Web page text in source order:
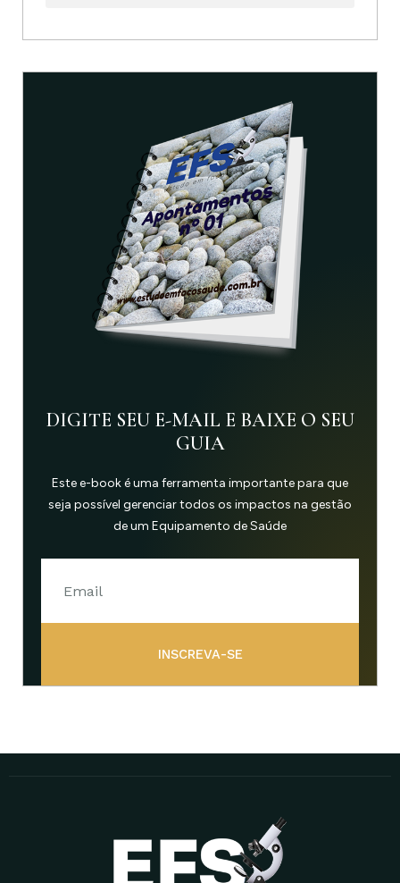
DIGITE SEU E-MAIL E BAIXE O SEU
GUIA
Este e-book é uma ferramenta importante para que
seja possível gerenciar todos os impactos na gestão
de um Equipamento de Saúde
INSCREVA-SE